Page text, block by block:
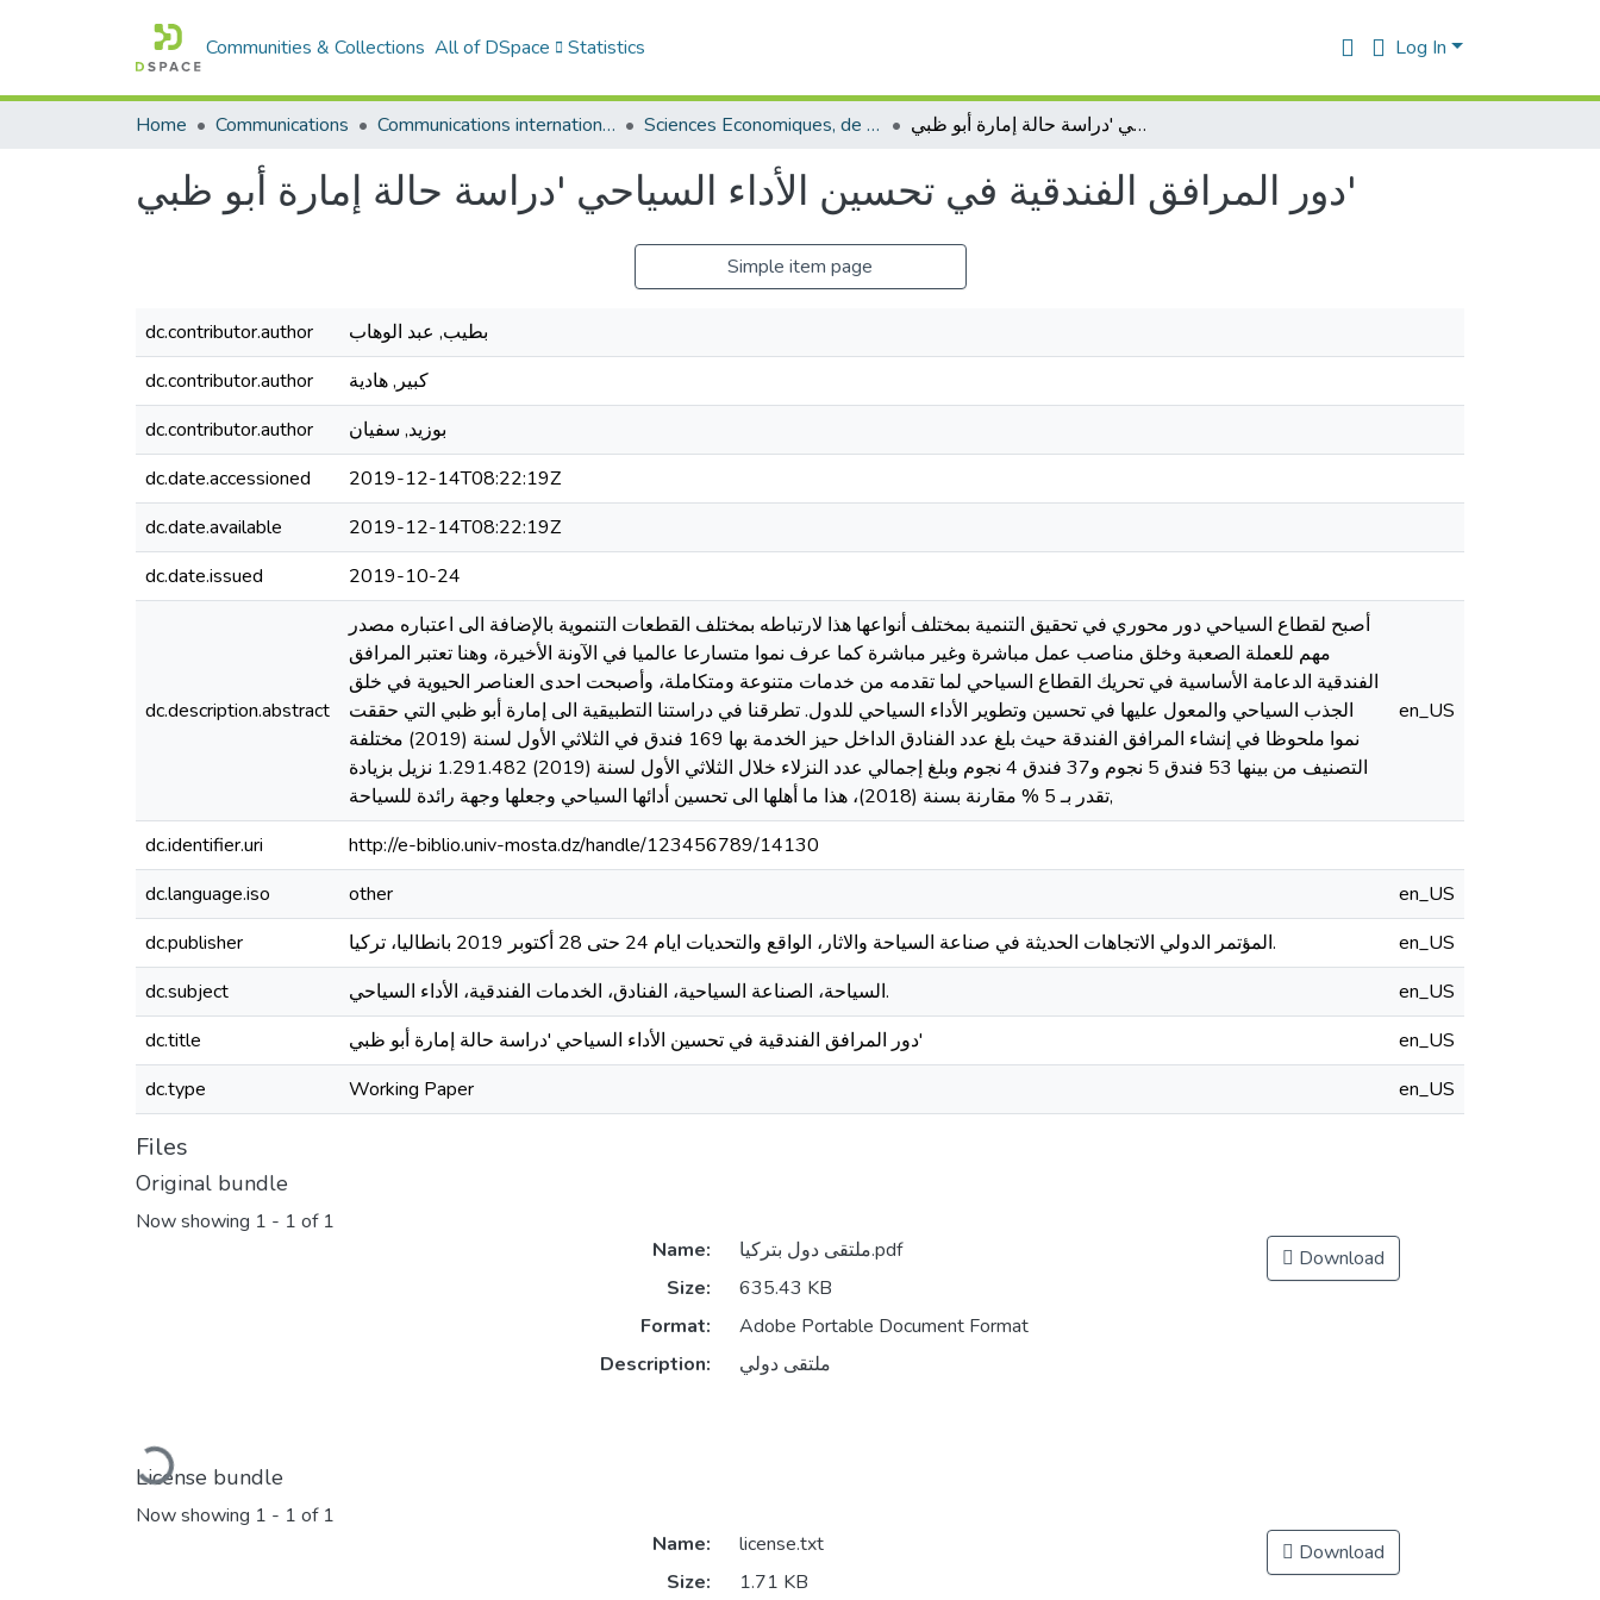
Communities & Collections All of DSpace Statistics Log In
Home Communications Communications internationales (مداخلات دولية) Sciences Economiques, de Gestion et Commerciales - العلوم الإقتصادية و التجارية و علوم التسيير دور المرافق الفندقية في تحسين الأداء السياحي 'دراسة حالة إمارة أبو ظبي'
دور المرافق الفندقية في تحسين الأداء السياحي 'دراسة حالة إمارة أبو ظبي'
Simple item page
dc.contributor.author
بطيب, عبد الوهاب
dc.contributor.author
كبير, هادية
dc.contributor.author
بوزيد, سفيان
dc.date.accessioned
2019-12-14T08:22:19Z
dc.date.available
2019-12-14T08:22:19Z
dc.date.issued
2019-10-24
dc.description.abstract
أصبح لقطاع السياحي دور محوري في تحقيق التنمية بمختلف أنواعها هذا لارتباطه بمختلف القطعات التنموية بالإضافة الى اعتباره مصدر
مهم للعملة الصعبة وخلق مناصب عمل مباشرة وغير مباشرة كما عرف نموا متسارعا عالميا في الآونة الأخيرة، وهنا تعتبر المرافق
الفندقية الدعامة الأساسية في تحريك القطاع السياحي لما تقدمه من خدمات متنوعة ومتكاملة، وأصبحت احدى العناصر الحيوية في خلق
الجذب السياحي والمعول عليها في تحسين وتطوير الأداء السياحي للدول. تطرقنا في دراستنا التطبيقية الى إمارة أبو ظبي التي حققت
نموا ملحوظا في إنشاء المرافق الفندقة حيث بلغ عدد الفنادق الداخل حيز الخدمة بها 169 فندق في الثلاثي الأول لسنة (2019) مختلفة
التصنيف من بينها 53 فندق 5 نجوم و37 فندق 4 نجوم وبلغ إجمالي عدد النزلاء خلال الثلاثي الأول لسنة (2019) 1.291.482 نزيل بزيادة
تقدر بـ 5 % مقارنة بسنة (2018)، هذا ما أهلها الى تحسين أدائها السياحي وجعلها وجهة رائدة للسياحة,
en_US
dc.identifier.uri
http://e-biblio.univ-mosta.dz/handle/123456789/14130
dc.language.iso
other
en_US
dc.publisher
المؤتمر الدولي الاتجاهات الحديثة في صناعة السياحة والاثار، الواقع والتحديات ايام 24 حتى 28 أكتوبر 2019 بانطاليا، تركيا.
en_US
dc.subject
السياحة، الصناعة السياحية، الفنادق، الخدمات الفندقية، الأداء السياحي.
en_US
dc.title
دور المرافق الفندقية في تحسين الأداء السياحي 'دراسة حالة إمارة أبو ظبي'
en_US
dc.type
Working Paper en_US
Files
Original bundle
Now showing 1 - 1 of 1
Loading...
Name:
ملتقى دول بتركيا.pdf
Size:
635.43 KB
Format:
Adobe Portable Document Format
Description:
ملتقى دولي
Download
License bundle
Now showing 1 - 1 of 1
Name:
license.txt
Size:
1.71 KB
Download